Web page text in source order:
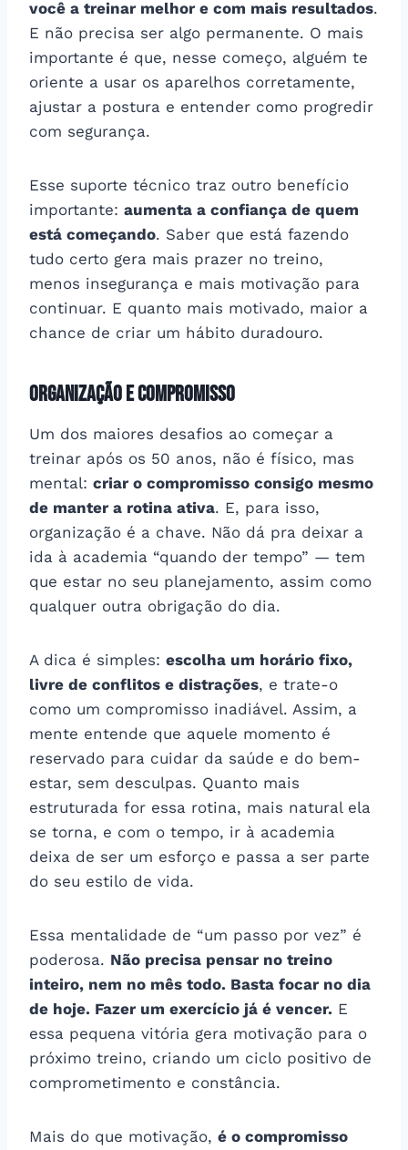
você a treinar melhor e com mais resultados.
E não precisa ser algo permanente. O mais
importante é que, nesse começo, alguém te
oriente a usar os aparelhos corretamente,
ajustar a postura e entender como progredir
com segurança.
Esse suporte técnico traz outro benefício
importante: aumenta a confiança de quem
está começando. Saber que está fazendo
tudo certo gera mais prazer no treino,
menos insegurança e mais motivação para
continuar. E quanto mais motivado, maior a
chance de criar um hábito duradouro.
Organização e compromisso
Um dos maiores desafios ao começar a
treinar após os 50 anos, não é físico, mas
mental: criar o compromisso consigo mesmo
de manter a rotina ativa. E, para isso,
organização é a chave. Não dá pra deixar a
ida à academia “quando der tempo” — tem
que estar no seu planejamento, assim como
qualquer outra obrigação do dia.
A dica é simples: escolha um horário fixo,
livre de conflitos e distrações, e trate-o
como um compromisso inadiável. Assim, a
mente entende que aquele momento é
reservado para cuidar da saúde e do bem-
estar, sem desculpas. Quanto mais
estruturada for essa rotina, mais natural ela
se torna, e com o tempo, ir à academia
deixa de ser um esforço e passa a ser parte
do seu estilo de vida.
Essa mentalidade de “um passo por vez” é
poderosa. Não precisa pensar no treino
inteiro, nem no mês todo. Basta focar no dia
de hoje. Fazer um exercício já é vencer. E
essa pequena vitória gera motivação para o
próximo treino, criando um ciclo positivo de
comprometimento e constância.
Mais do que motivação, é o compromisso